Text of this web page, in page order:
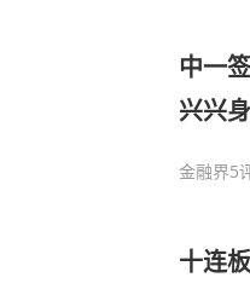
中一
兴兴
金融界5
十连